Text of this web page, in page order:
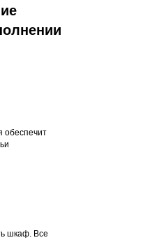
обеспечит
шкаф. Все